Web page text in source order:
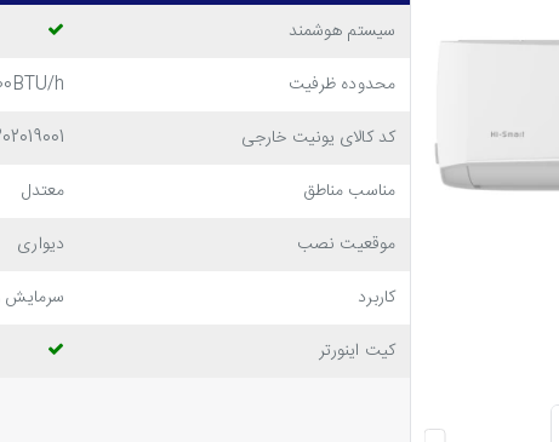
سیستم هوشمند
محدوده ظرفیت
h
کد کالای یونیت خارجی
مناسب مناطق
معتدل
موقعیت نصب
دیواری
کاربرد
سرمایش
کیت اینورتر